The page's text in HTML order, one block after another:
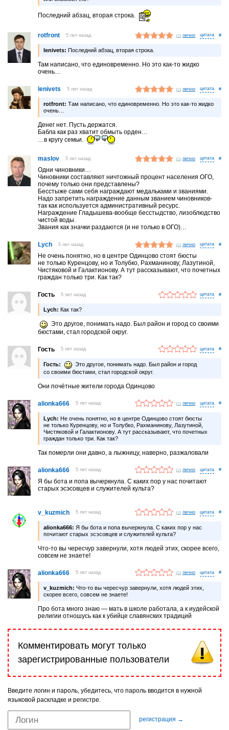
Последний абзац, вторая строка.
rotfront 5 лет назад лично #
lenivets: Последний абзац, вторая строка.
Там написано, что единовременно. Но это как-то жидко
очень…
lenivets 5 лет назад лично #
rotfront: Там написано, что единовременно. Но это как-то жидко
очень…
Денег нет. Пусть держатся.
Бабла как раз хватит обмыть орден…
…в кругу семьи.
maslov 5 лет назад лично #
Одни чиновники…
Чиновники составляют ничтожный процент населения ОГО,
почему только они представлены?
Бесстыже сами себя награждают медальками и званиями.
Надо запретить награждение данным званием чиновников-
так как используется административный ресурс.
Награждение Гладышева-вообще бесстыдство, лизоблюдство
чистой воды.
Звания как значки раздаются (и не только в ОГО)…
Lych 5 лет назад лично #
Не очень понятно, но в центре Одинцово стоят бюсты
не только Куренцову, но и Толубко, Рахманинову, Лазутиной,
Чистяковой и Галактионову. А тут рассказывают, что почетных
граждан только три. Как так?
Гость 5 лет назад #
Lych: Как так?
Это другое, понимать надо. Был район и город со своими
бюстами, стал городской округ.
Гость 5 лет назад #
Гость:
Это другое, понимать надо. Был район и город
со своими бюстами, стал городской округ.
Они почётные жители города Одинцово
alionka666 5 лет назад лично #
Lych: Не очень понятно, но в центре Одинцово стоят бюсты
не только Куренцову, но и Толубко, Рахманинову, Лазутиной,
Чистяковой и Галактионову. А тут рассказывают, что почетных
граждан только три. Как так?
Так померли они давно, а лыжницу, наверно, разжаловали
alionka666 5 лет назад лично #
Я бы бота и попа вычеркнула. С каких пор у нас почитают
старых эсэсовцев и служителей культа?
v_kuzmich 5 лет назад лично #
alionka666: Я бы бота и попа вычеркнула. С каких пор у нас
почитают старых эсэсовцев и служителей культа?
Что-то вы чересчур завернули, хотя людей этих, скорее всего,
совсем не знаете!
alionka666 5 лет назад лично #
v_kuzmich: Что-то вы чересчур завернули, хотя людей этих,
скорее всего, совсем не знаете!
Про бота много знаю — мать в школе работала, а к иудейской
религии отношусь как к убийце славянских традиций
Комментировать могут только
зарегистрированные пользователи
Введите логин и пароль, убедитесь, что пароль вводится в нужной
языковой раскладке и регистре.
регистрация →